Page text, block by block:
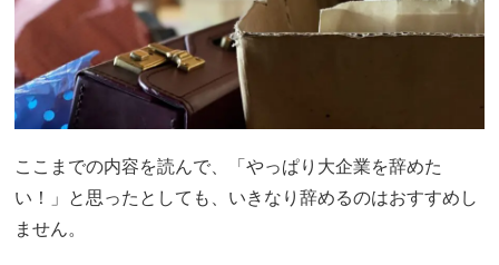
ここまでの内容を読んで、「やっぱり大企業を辞めた
い！」と思ったとしても、いきなり辞めるのはおすすめし
ません。